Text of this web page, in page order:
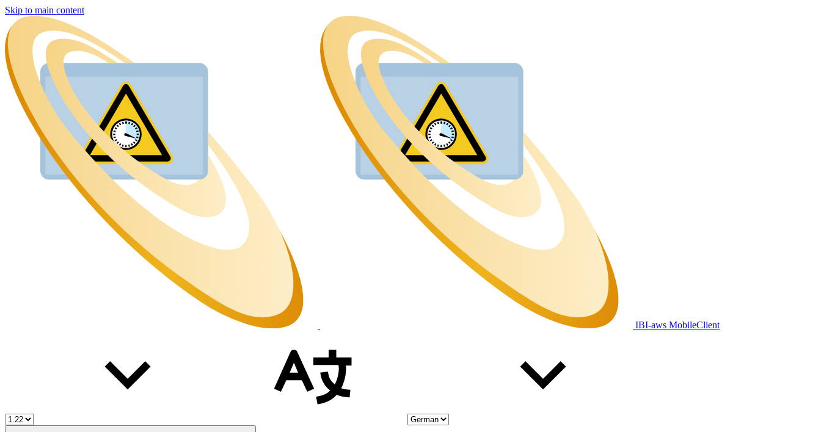
Skip to main content
IBI-aws MobileClient